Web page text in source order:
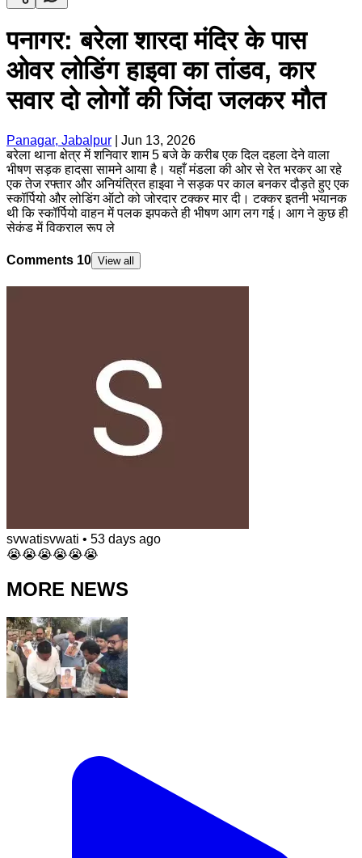
पनागर: बरेला शारदा मंदिर के पास
ओवर लोडिंग हाइवा का तांडव, कार
सवार दो लोगों की जिंदा जलकर मौत
Panagar, Jabalpur
Jun 13, 2026
बरेला थाना क्षेत्र में शनिवार शाम 5 बजे के करीब एक दिल दहला देने वाला
भीषण सड़क हादसा सामने आया है। यहाँ मंडला की ओर से रेत भरकर आ रहे
एक तेज रफ्तार और अनियंत्रित हाइवा ने सड़क पर काल बनकर दौड़ते हुए एक
स्कॉर्पियो और लोडिंग ऑटो को जोरदार टक्कर मार दी। टक्कर इतनी भयानक
थी कि स्कॉर्पियो वाहन में पलक झपकते ही भीषण आग लग गई। आग ने कुछ ही
सेकंड में विकराल रूप ले
Comments 10 View all
svwatisvwati • 53 days ago
😭😭😭😭😭😭
MORE NEWS